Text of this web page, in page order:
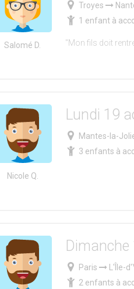
Salomé D.
Troyes
1 enfant à
"Mon fils doit
Nicole Q.
Lundi 19
Mantes-la-
3 enfants à
Paris
L'Île-
2 enfants à